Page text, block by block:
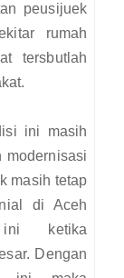
peusijuek
rumah
tersbutlah
ini masih
modernisasi
masih tetap
di Aceh
ini ketika
Dengan